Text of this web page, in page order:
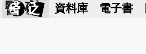
醫 砭 資料庫 電子書